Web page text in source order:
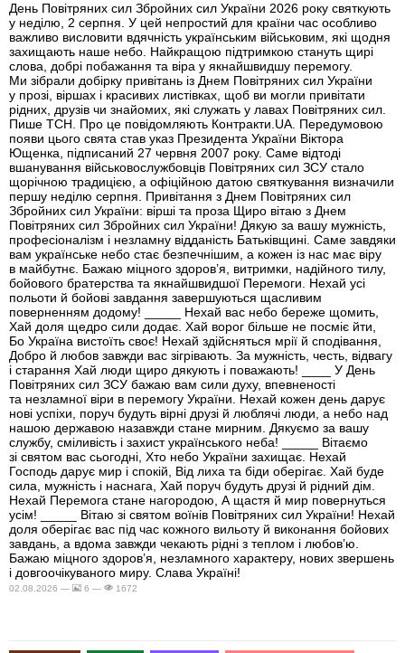
День Повітряних сил Збройних сил України 2026 року святкують
у неділю, 2 серпня. У цей непростий для країни час особливо
важливо висловити вдячність українським військовим, які щодня
захищають наше небо. Найкращою підтримкою стануть щирі
слова, добрі побажання та віра у якнайшвидшу перемогу.
Ми зібрали добірку привітань із Днем Повітряних сил України
у прозі, віршах і красивих листівках, щоб ви могли привітати
рідних, друзів чи знайомих, які служать у лавах Повітряних сил.
Пише ТСН. Про це повідомляють Контракти.UA. Передумовою
появи цього свята став указ Президента України Віктора
Ющенка, підписаний 27 червня 2007 року. Саме відтоді
вшанування військовослужбовців Повітряних сил ЗСУ стало
щорічною традицією, а офіційною датою святкування визначили
першу неділю серпня. Привітання з Днем Повітряних сил
Збройних сил України: вірші та проза Щиро вітаю з Днем
Повітряних сил Збройних сил України! Дякую за вашу мужність,
професіоналізм і незламну відданість Батьківщині. Саме завдяки
вам українське небо стає безпечнішим, а кожен із нас має віру
в майбутнє. Бажаю міцного здоров’я, витримки, надійного тилу,
бойового братерства та якнайшвидшої Перемоги. Нехай усі
польоти й бойові завдання завершуються щасливим
поверненням додому! _____ Нехай вас небо береже щомить,
Хай доля щедро сили додає. Хай ворог більше не посміє йти,
Бо Україна вистоїть своє! Нехай здійсняться мрії й сподівання,
Добро й любов завжди вас зігрівають. За мужність, честь, відвагу
і старання Хай люди щиро дякують і поважають! ____ У День
Повітряних сил ЗСУ бажаю вам сили духу, впевненості
та незламної віри в перемогу України. Нехай кожен день дарує
нові успіхи, поруч будуть вірні друзі й люблячі люди, а небо над
нашою державою назавжди стане мирним. Дякуємо за вашу
службу, сміливість і захист українського неба! _____ Вітаємо
зі святом вас сьогодні, Хто небо України захищає. Нехай
Господь дарує мир і спокій, Від лиха та біди оберігає. Хай буде
сила, мужність і наснага, Хай поруч будуть друзі й рідний дім.
Нехай Перемога стане нагородою, А щастя й мир повернуться
усім! _____ Вітаю зі святом воїнів Повітряних сил України! Нехай
доля оберігає вас під час кожного вильоту й виконання бойових
завдань, а вдома завжди чекають рідні з теплом і любов’ю.
Бажаю міцного здоров’я, незламного характеру, нових звершень
і довгоочікуваного миру. Слава Україні!
02.08.2026 — 6 — 1672